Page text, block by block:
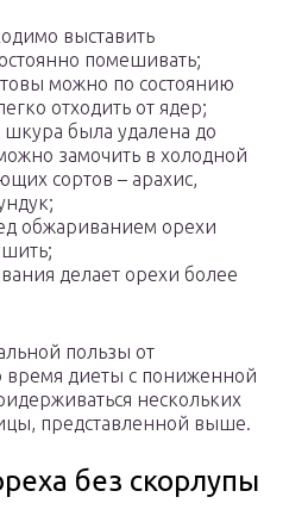
выставить
помешивать;
можно по состоянию
отходить от ядер;
была удалена до
замочить в холодной
сортов – арахис,
обжариванием орехи
делает орехи более
пользы от
время диеты c пониженной
нескольких
представленной выше.
без скорлупы